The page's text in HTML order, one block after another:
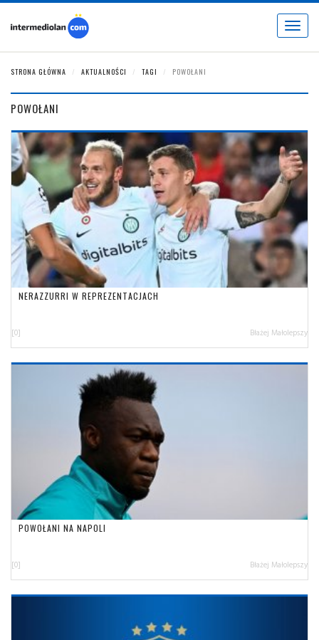
Toggle
STRONA GŁÓWNA AKTUALNOŚCI TAGI POWOŁANI
POWOŁANI
NERAZZURRI W REPREZENTACJACH
[0] Błażej Małolepszy
POWOŁANI NA NAPOLI
[0] Błażej Małolepszy